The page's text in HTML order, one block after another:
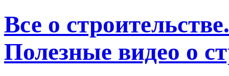
Все о
Полезные видео о